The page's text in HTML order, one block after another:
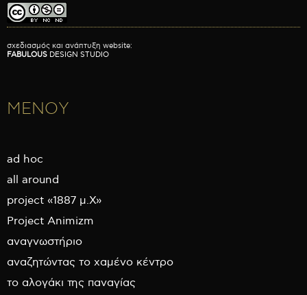
σχεδιασμός και ανάπτυξη website:
FABULOUS DESIGN STUDIO
ΜΕΝΟΥ
ad hoc
all around
project «1887 μ.Χ»
Project Animizm
αναγνωστήριο
αναζητώντας το χαμένο κέντρο
το αλογάκι της παναγίας